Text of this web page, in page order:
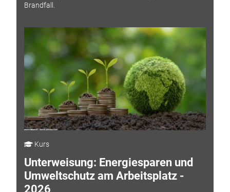
Brandfall.
Kurs
Unterweisung: Energiesparen und
Umweltschutz am Arbeitsplatz -
2026